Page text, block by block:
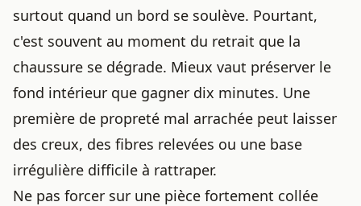
surtout quand un bord se soulève. Pourtant,
c'est souvent au moment du retrait que la
chaussure se dégrade. Mieux vaut préserver le
fond intérieur que gagner dix minutes. Une
première de propreté mal arrachée peut laisser
des creux, des fibres relevées ou une base
irrégulière difficile à rattraper.
Ne pas forcer sur une pièce fortement collée